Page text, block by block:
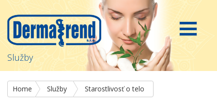
Služby
Home Služby Starostlivosť o telo